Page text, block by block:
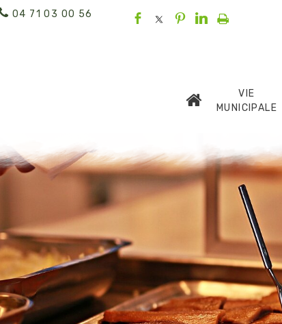
04 71 03 00 56
VIE
MUNICIPALE